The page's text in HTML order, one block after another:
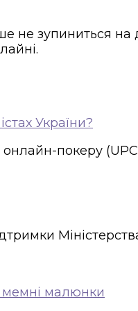
не зупиниться
України?
покеру
мемні малюнки